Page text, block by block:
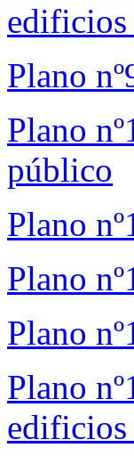
edificios
Plano
Plano
público
Plano
Plano
Plano
Plano
edificios